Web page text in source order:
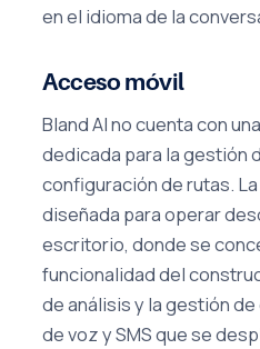
en el idioma de la
Acceso móvil
Bland AI no cuenta con
dedicada para la gestión
configuración de rutas.
diseñada para operar
escritorio, donde se
funcionalidad del
de análisis y la gestión
de voz y SMS que se